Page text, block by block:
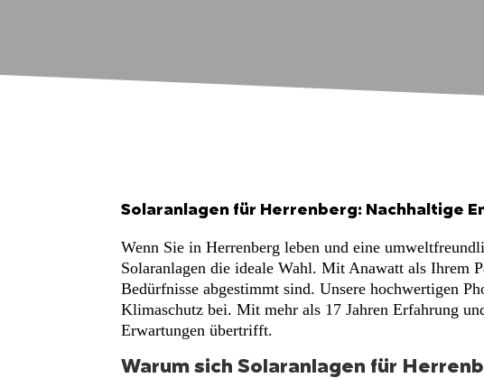
Solaranlagen für Herrenberg: Nachhaltige
Wenn Sie in Herrenberg leben und eine
Solaranlagen die ideale Wahl. Mit Anawatt als Ihrem
Bedürfnisse abgestimmt sind. Unsere hochwertigen
Klimaschutz bei. Mit mehr als 17 Jahren Erfahrung
Erwartungen übertrifft.
Warum sich Solaranlagen für